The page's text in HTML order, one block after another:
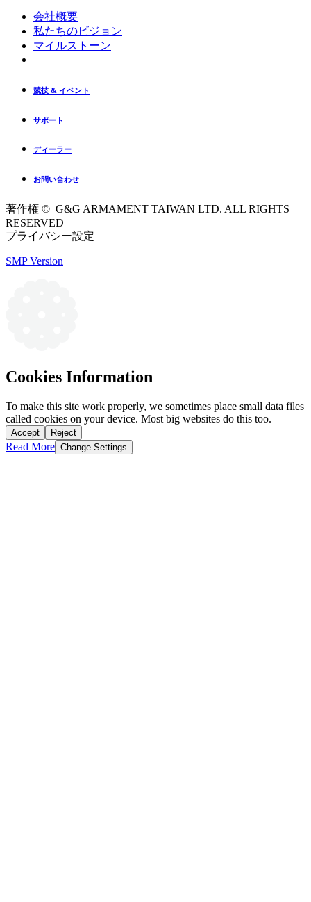
会社概要
私たちのビジョン
マイルストーン
競技 & イベント
サポート
ディーラー
お問い合わせ
著作権 © G&G ARMAMENT TAIWAN LTD. ALL RIGHTS
RESERVED
プライバシー設定
SMP Version
Cookies Information
To make this site work properly, we sometimes place small data files
called cookies on your device. Most big websites do this too.
Accept Reject
Read More Change Settings